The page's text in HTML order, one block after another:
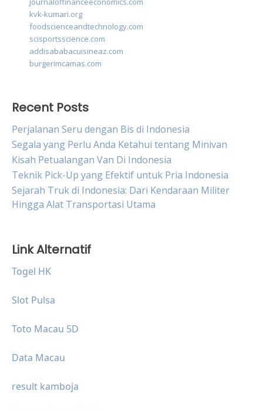
kvk-kumari.org
foodscienceandtechnology.com
scisportsscience.com
addisababacuisineaz.com
burgerimcamas.com
Recent Posts
Perjalanan Seru dengan Bis di Indonesia
Segala yang Perlu Anda Ketahui tentang Minivan
Kisah Petualangan Van Di Indonesia
Teknik Pick-Up yang Efektif untuk Pria Indonesia
Sejarah Truk di Indonesia: Dari Kendaraan Militer
Hingga Alat Transportasi Utama
Link Alternatif
Togel HK
Slot Pulsa
Toto Macau 5D
Data Macau
result kamboja